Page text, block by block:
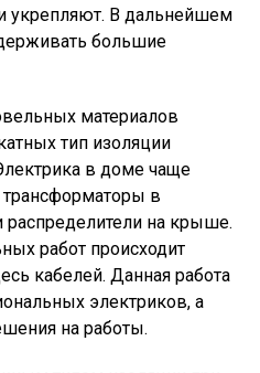
укрепляют. В дальнейшем
большие
материалов
тип изоляции
в доме чаще
в
на крыше.
работ происходит
кабелей. Данная работа
электриков, а
на работы.